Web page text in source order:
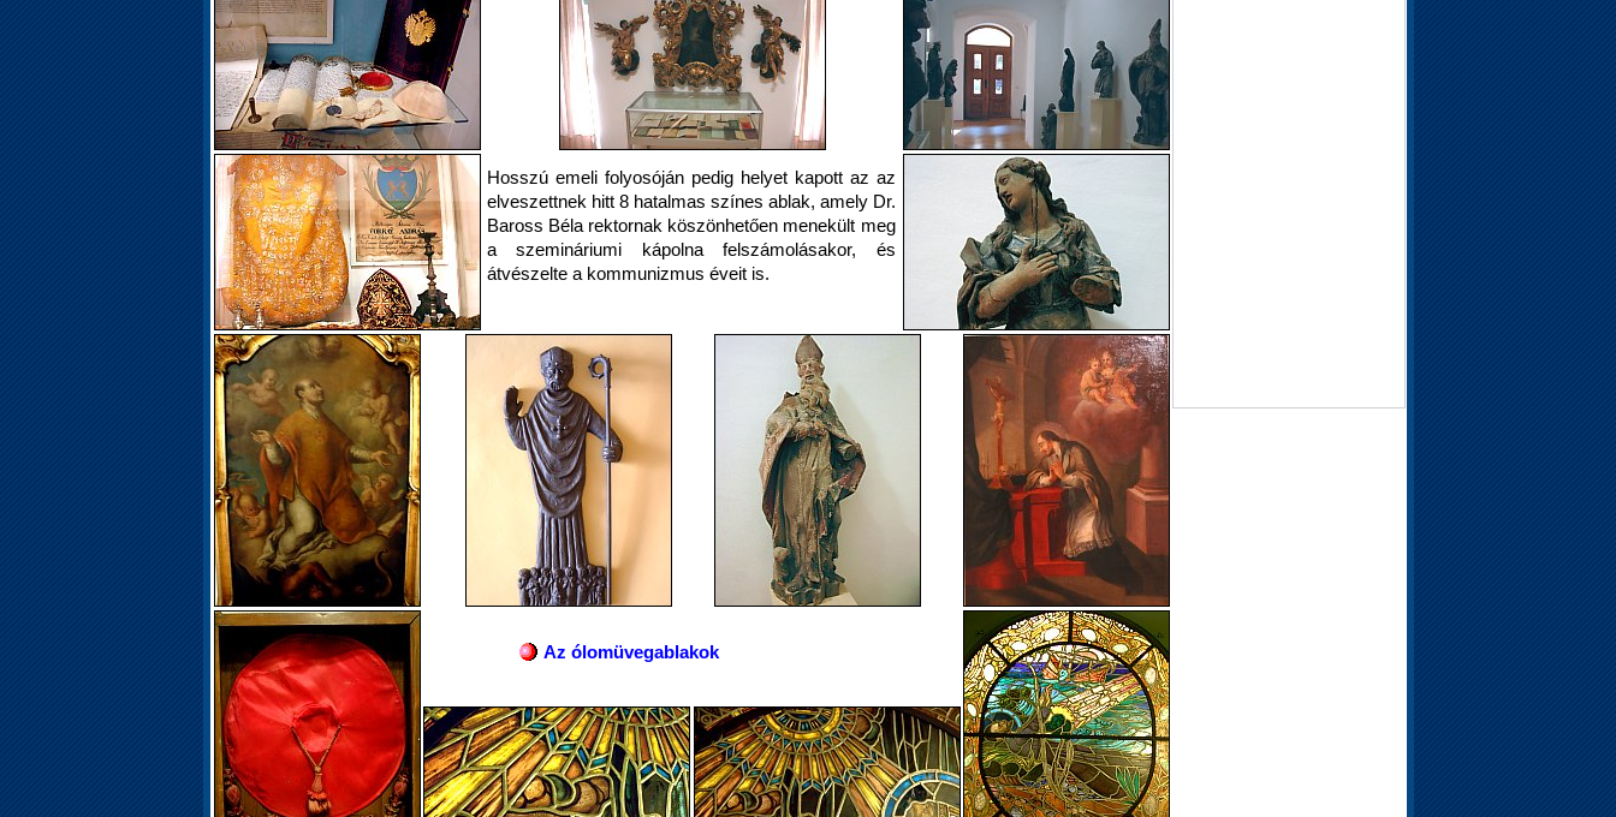
Hosszú emeli folyosóján pedig helyet kapott az az
elveszettnek hitt 8 hatalmas színes ablak, amely Dr.
Baross Béla rektornak köszönhetően menekült meg
a szemináriumi kápolna felszámolásakor, és
átvészelte a kommunizmus éveit is.
Az ólomüvegablakok